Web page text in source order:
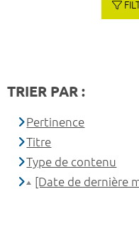
TRIER PAR :
Pertinence
Titre
Type de contenu
[Date de dernière